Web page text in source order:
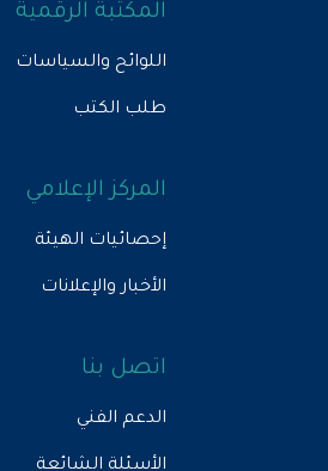
المكتبة الرقمية
اللوائح والسياسات
طلب الكتب
المركز الإعلامي
إحصائيات الهيئة
الأخبار والإعلانات
اتصل بنا
الدعم الفني
الأسئلة الشائعة